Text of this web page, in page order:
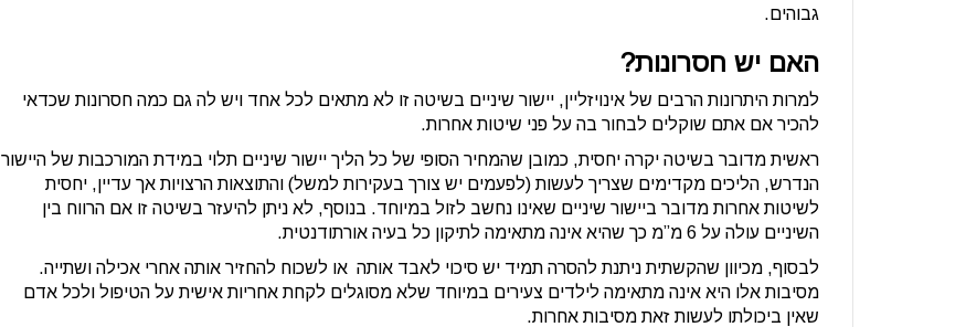
גבוהים.
האם יש חסרונות?
למרות היתרונות הרבים של אינויזליין, יישור שיניים בשיטה זו לא מתאים לכל אחד ויש לה גם כמה חסרונות שכדאי
להכיר אם אתם שוקלים לבחור בה על פני שיטות אחרות.
ראשית מדובר בשיטה יקרה יחסית, כמובן שהמחיר הסופי של כל הליך יישור שיניים תלוי במידת המורכבות של היישור
הנדרש, הליכים מקדימים שצריך לעשות (לפעמים יש צורך בעקירות למשל) והתוצאות הרצויות אך עדיין, יחסית
לשיטות אחרות מדובר ביישור שיניים שאינו נחשב לזול במיוחד. בנוסף, לא ניתן להיעזר בשיטה זו אם הרווח בין
השיניים עולה על 6 מ”מ כך שהיא אינה מתאימה לתיקון כל בעיה אורתודנטית.
לבסוף, מכיוון שהקשתית ניתנת להסרה תמיד יש סיכוי לאבד אותה או לשכוח להחזיר אותה אחרי אכילה ושתייה.
מסיבות אלו היא אינה מתאימה לילדים צעירים במיוחד שלא מסוגלים לקחת אחריות אישית על הטיפול ולכל אדם
שאין ביכולתו לעשות זאת מסיבות אחרות.